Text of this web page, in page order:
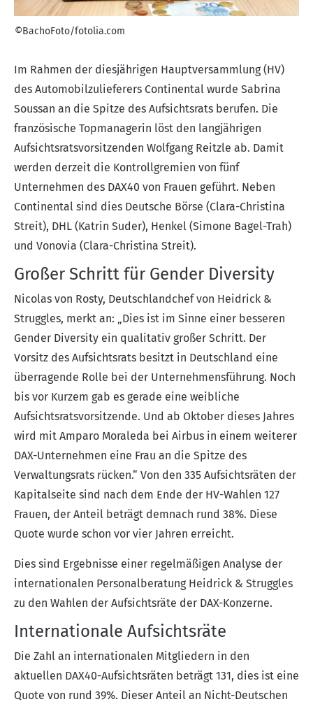
©BachoFoto/fotolia.com
Im Rahmen der diesjährigen Hauptversammlung (HV)
des Automobilzulieferers Continental wurde Sabrina
Soussan an die Spitze des Aufsichtsrats berufen. Die
französische Topmanagerin löst den langjährigen
Aufsichtsratsvorsitzenden Wolfgang Reitzle ab. Damit
werden derzeit die Kontrollgremien von fünf
Unternehmen des DAX40 von Frauen geführt. Neben
Continental sind dies Deutsche Börse (Clara-Christina
Streit), DHL (Katrin Suder), Henkel (Simone Bagel-Trah)
und Vonovia (Clara-Christina Streit).
Großer Schritt für Gender Diversity
Nicolas von Rosty, Deutschlandchef von Heidrick &
Struggles, merkt an: „Dies ist im Sinne einer besseren
Gender Diversity ein qualitativ großer Schritt. Der
Vorsitz des Aufsichtsrats besitzt in Deutschland eine
überragende Rolle bei der Unternehmensführung. Noch
bis vor Kurzem gab es gerade eine weibliche
Aufsichtsratsvorsitzende. Und ab Oktober dieses Jahres
wird mit Amparo Moraleda bei Airbus in einem weiterer
DAX-Unternehmen eine Frau an die Spitze des
Verwaltungsrats rücken.“ Von den 335 Aufsichtsräten der
Kapitalseite sind nach dem Ende der HV-Wahlen 127
Frauen, der Anteil beträgt demnach rund 38%. Diese
Quote wurde schon vor vier Jahren erreicht.
Dies sind Ergebnisse einer regelmäßigen Analyse der
internationalen Personalberatung Heidrick & Struggles
zu den Wahlen der Aufsichtsräte der DAX-Konzerne.
Internationale Aufsichtsräte
Die Zahl an internationalen Mitgliedern in den
aktuellen DAX40-Aufsichtsräten beträgt 131, dies ist eine
Quote von rund 39%. Dieser Anteil an Nicht-Deutschen